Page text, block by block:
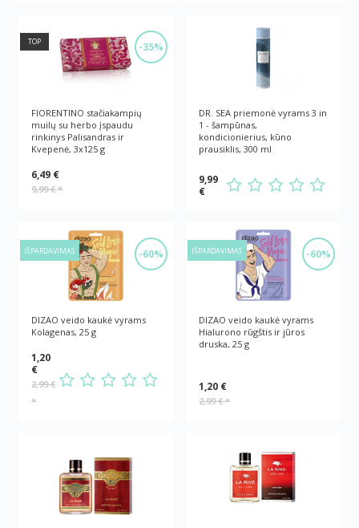
-35%
TOP
FIORENTINO stačiakampių
muilų su herbo įspaudu
rinkinys Palisandras ir
Kvepenė, 3x125 g
6,49 €
9,99 €*
DR. SEA priemonė vyrams 3 in
1 - šampūnas,
kondicionierius, kūno
prausiklis, 300 ml
9,99
€
-60%
IŠPARDAVIMAS
DIZAO veido kaukė vyrams
Kolagenas, 25 g
1,20
€
2,99 €
*
-60%
IŠPARDAVIMAS
DIZAO veido kaukė vyrams
Hialurono rūgštis ir jūros
druska, 25 g
1,20 €
2,99 €*